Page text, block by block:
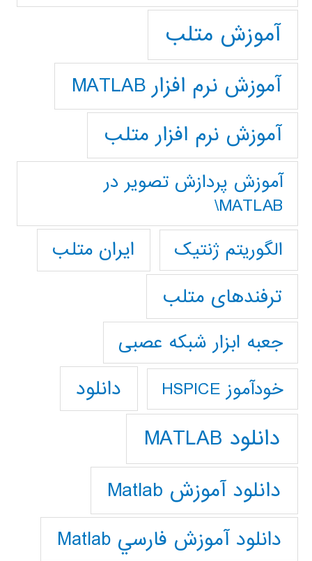
آموزش متلب
آموزش نرم افزار MATLAB
آموزش نرم افزار متلب
آموزش پردازش تصوير در
MATLAB\
الگوریتم ژنتیک
ایران متلب
ترفندهای متلب
جعبه ابزار شبکه عصبی
خودآموز HSPICE دانلود
دانلود MATLAB
دانلود آموزش Matlab
دانلود آموزش فارسي Matlab